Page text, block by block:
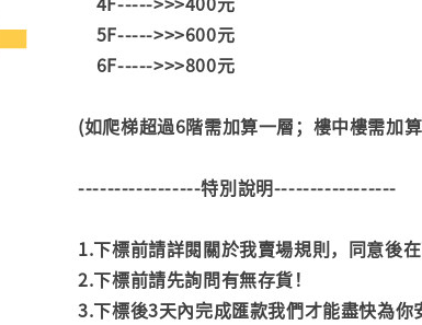
5F----->>>600元
6F----->>>800元
(如爬梯超過6階需加算一層；樓中樓需加
-----------------特別說明-----------------
1.下標前請詳閱關於我賣場規則，同意後在
2.下標前請先詢問有無存貨！
3.下標後3天內完成匯款我們才能盡快為你